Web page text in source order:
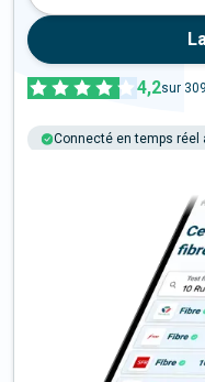
4,2sur
Connecté en temps réel